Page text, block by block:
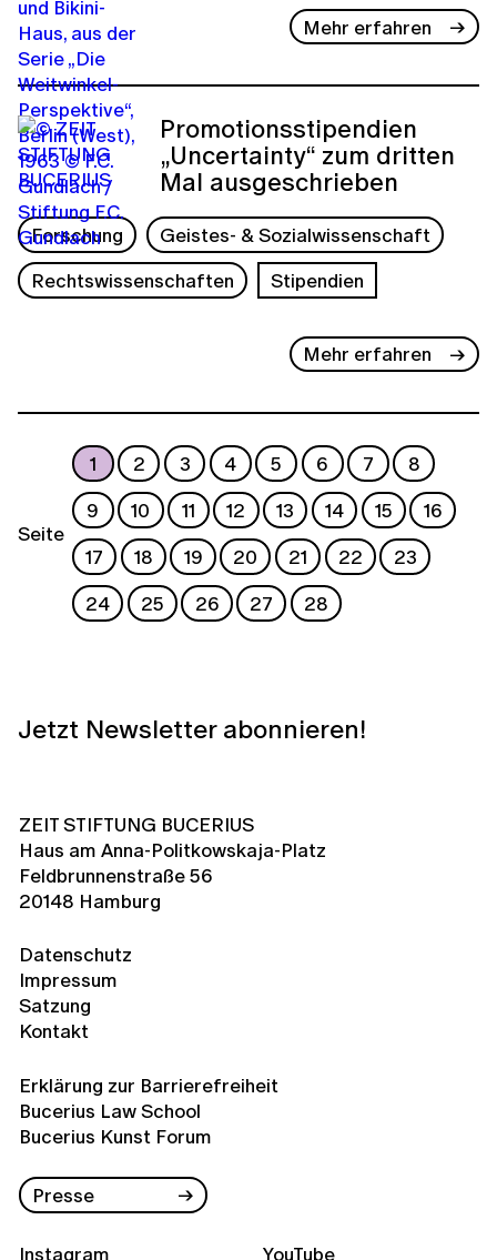
Mehr erfahren
Promotionsstipendien
„Uncertainty“ zum dritten
Mal ausgeschrieben
Forschung
Geistes- & Sozialwissenschaft
Rechtswissenschaften
Stipendien
Mehr erfahren
Seite
1 2 3 4 5 6 7
8
9
10 11 12 13 14 15
16
17
18 19 20 21 22
23
24
25 26 27 28
Jetzt Newsletter abonnieren!
ZEIT STIFTUNG BUCERIUS
Haus am Anna-Politkowskaja-Platz
Feldbrunnenstraße 56
20148 Hamburg
Datenschutz
Impressum
Satzung
Kontakt
Erklärung zur Barrierefreiheit
Bucerius Law School
Bucerius Kunst Forum
Presse
Instagram YouTube